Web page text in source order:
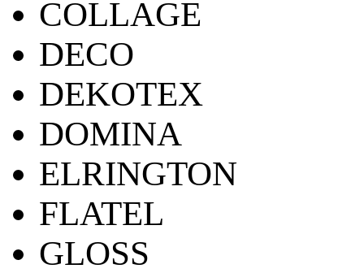
COLLAGE
DECO
DEKOTEX
DOMINA
ELRINGTON
FLATEL
GLOSS